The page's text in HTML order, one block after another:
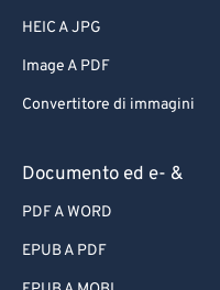
HEIC A JPG
Image A PDF
Convertitore di immagini
Documento ed e- &
PDF A WORD
EPUB A PDF